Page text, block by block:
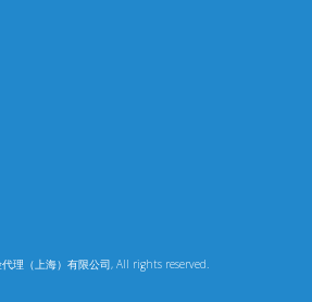
理（上海）有限公司, All rights reserved.